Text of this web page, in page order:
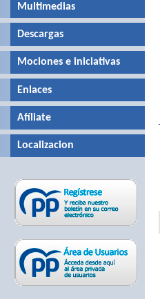
Multimedias
Descargas
Mociones e iniciativas
Enlaces
Afíliate
Localizacion